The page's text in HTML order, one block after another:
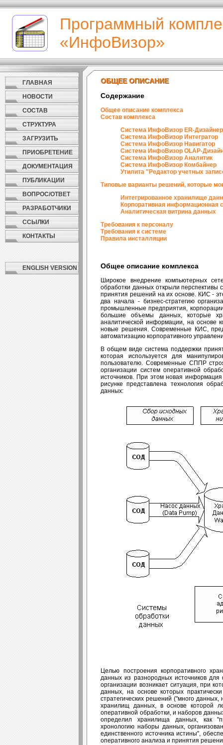
Программный
«ИнфоВизор»
ГЛАВНАЯ
НОВОСТИ
СОСТАВ
СТРУКТУРА
ЗАГРУЗИТЬ
ПРИОБРЕТЕНИЕ
ДОКУМЕНТАЦИЯ
ПУБЛИКАЦИИ
ВОПРОС/ОТВЕТ
РАЗРАБОТЧИКИ
ССЫЛКИ
КОНТАКТЫ
ENGLISH VERSION
ОБЩЕЕ ОПИСАНИЕ
ОБЩЕЕ ОПИСАНИЕ
Содержание
Общее описание комплекса
Состав комплекса
Система ИнфоВизор ER-Дизайнер
Система ИнфоВизор Интегратор
Система ИнфоВизор Навигатор
Система ИнфоВизор OLAP-
Система ИнфоВизор Аналитик
Система ИнфоВизор Комбайнер
Утилита "Редактор учетных
Типовые варианты решений, которые
Интегрированное хранилище
Корпоративная информационная
Аналитическая витрина данных
Требования к персоналу
Требования к системе
Правила инсталляции
Общее описание комплекса
Широкое внедрение компьютерных
обработки данных открыли
принятия решений на их основе. КИС -
два начала - бизнес-стратегию
промышленные предприятия,
большие объемы данных, которые
аналитической информации, на основе
новые решения. Современные КИС,
автоматизацию корпоративного
В общем виде система поддержки
которая используется для
пользователю. Современные СППР
организации систем оперативной
источников. При этом новая
рисунке представлена технология
данных:
Целью построения корпоративного
данных из разнородных источников
организации возникает ситуация, при
данных, на основе которых
стратегических решений ("много
хранилищ данных, в основе которой
оперативной обработки, и наборов
определил хранилища данных, как
хронологию наборы данных,
единственного источника истины",
оперативного анализа и принятия